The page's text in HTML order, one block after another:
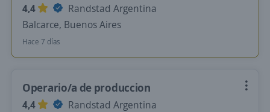
4,4
Randstad Argentina
Balcarce, Buenos Aires
Hace 7 días
Operario/a de produccion
4,4
Randstad Argentina